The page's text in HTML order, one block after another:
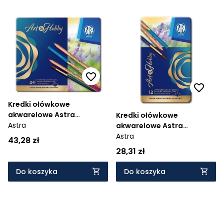
Kredki ołówkowe
akwarelowe Astra
Prestige, 24 kolory
(450754)
Astra
43,28 zł
Do koszyka
Kredki ołówkowe
akwarelowe Astra
Prestige, 12 kolorów
(450752)
Astra
28,31 zł
Do koszyka